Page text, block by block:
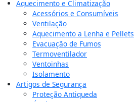
Aquecimento e Climatização
Acessórios e Consumíveis
Ventilação
Aquecimento a Lenha e Pellets
Evacuação de Fumos
Termoventilador
Ventoinhas
Isolamento
Artigos de Segurança
Proteção Antiqueda